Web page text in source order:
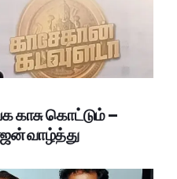
காசு கொட்டும் –
வாழ்த்து